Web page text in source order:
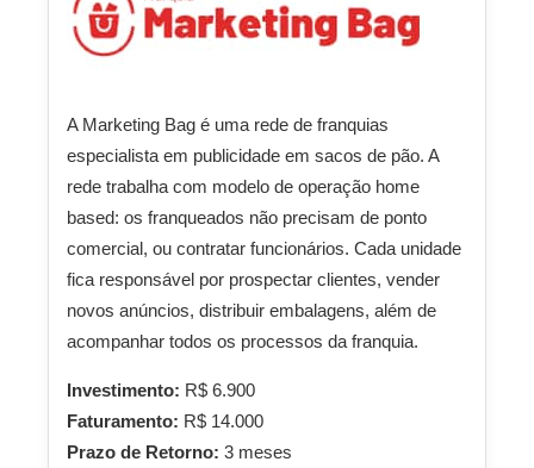
A Marketing Bag é uma rede de franquias
especialista em publicidade em sacos de pão. A
rede trabalha com modelo de operação home
based: os franqueados não precisam de ponto
comercial, ou contratar funcionários. Cada unidade
fica responsável por prospectar clientes, vender
novos anúncios, distribuir embalagens, além de
acompanhar todos os processos da franquia.
Investimento: R$ 6.900
Faturamento: R$ 14.000
Prazo de Retorno: 3 meses